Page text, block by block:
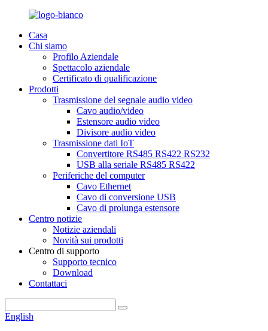
Casa
Chi siamo
Profilo Aziendale
Spettacolo aziendale
Certificato di qualificazione
Prodotti
Trasmissione del segnale audio video
Cavo audio/video
Estensore audio video
Divisore audio video
Trasmissione dati IoT
Convertitore RS485 RS422 RS232
USB alla seriale RS485 RS422
Periferiche del computer
Cavo Ethernet
Cavo di conversione USB
Cavo di prolunga estensore
Centro notizie
Notizie aziendali
Novità sui prodotti
Centro di supporto
Supporto tecnico
Download
Contattaci
English